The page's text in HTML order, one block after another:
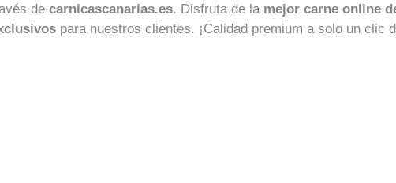
de carnicascanarias.es. Disfruta de la mejor carne online
para nuestros clientes. ¡Calidad premium a solo un clic